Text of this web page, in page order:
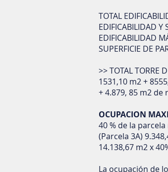
TOTAL
EDIFICABILIDAD Y
EDIFICABILIDAD
SUPERFICIE DE
>> TOTAL TORRE
1531,10 m2 +
+ 4.879, 85 m2
OCUPACION
40 % de la
(Parcela 3A)
14.138,67 m2 x
La ocupación de